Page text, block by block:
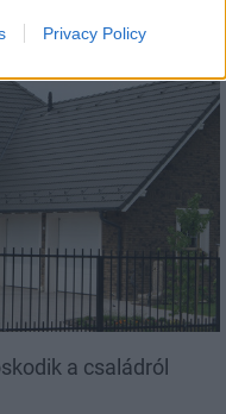
Privacy Policy
a családról